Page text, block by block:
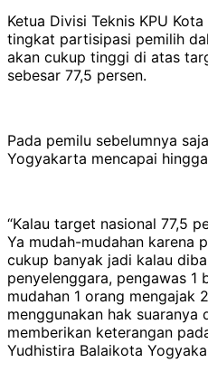
Ketua Divisi Teknis KPU
tingkat partisipasi pemilih
akan cukup tinggi di atas
sebesar 77,5 persen.
Pada pemilu sebelumnya
Yogyakarta mencapai
“Kalau target nasional 77,5
Ya mudah-mudahan karena
cukup banyak jadi kalau
penyelenggara, pengawas 1
mudahan 1 orang mengajak
menggunakan hak suaranya
memberikan keterangan
Yudhistira Balaikota